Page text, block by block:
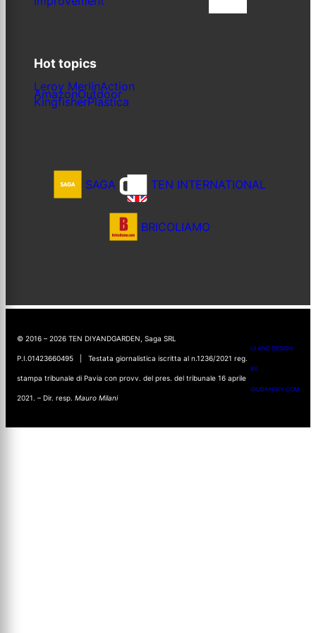
Hot topics
Leroy MerlinAction
AmazonOutdoor
KingfisherPlastica
SAGA TEN INTERNATIONAL
BRICOLIAMO
© 2016 – 2026 TEN DIYANDGARDEN, Saga SRL
P.I.01423660495 | Testata giornalistica iscritta al n.1236/2021 reg.
stampa tribunale di Pavia con provv. del pres. del tribunale 16 aprile
2021. – Dir. resp. Mauro Milani
UI AND DESIGN
BY
GIUDANSKY.COM